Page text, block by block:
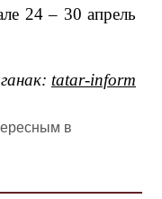
24 – 30 апрель
tatar-inform
в